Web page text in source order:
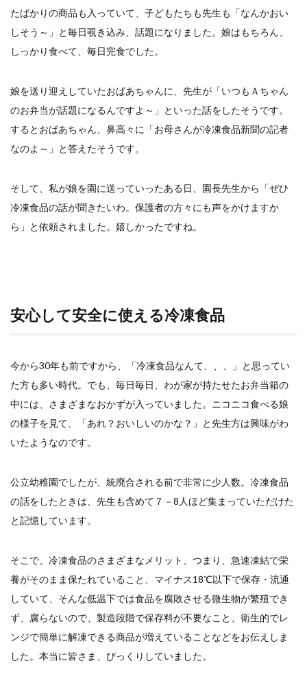
たばかりの商品も入っていて、子どもたちも先生も「なんかおい
しそう～」と毎日覗き込み、話題になりました。娘はもちろん、
しっかり食べて、毎日完食でした。
娘を送り迎えしていたおばあちゃんに、先生が「いつもＡちゃん
のお弁当が話題になるんですよ～」といった話をしたそうです。
するとおばあちゃん、鼻高々に「お母さんが冷凍食品新聞の記者
なのよ～」と答えたそうです。
そして、私が娘を園に送っていったある日、園長先生から「ぜひ
冷凍食品の話が聞きたいわ。保護者の方々にも声をかけますか
ら」と依頼されました。嬉しかったですね。
安心して安全に使える冷凍食品
今から30年も前ですから、「冷凍食品なんて、、、」と思ってい
た方も多い時代。でも、毎日毎日、わが家が持たせたお弁当箱の
中には、さまざまなおかずが入っていました。ニコニコ食べる娘
の様子を見て、「あれ？おいしいのかな？」と先生方は興味がわ
いたようなのです。
公立幼稚園でしたが、統廃合される前で非常に少人数。冷凍食品
の話をしたときは、先生も含めて７－8人ほど集まっていただけた
と記憶しています。
そこで、冷凍食品のさまざまなメリット、つまり、急速凍結で栄
養がそのまま保たれていること、マイナス18℃以下で保存・流通
していて、そんな低温下では食品を腐敗させる微生物が繁殖でき
ず、腐らないので、製造段階で保存料が不要なこと、衛生的でレ
ンジで簡単に解凍できる商品が増えていることなどをお伝えしま
した。本当に皆さま、びっくりしていました。